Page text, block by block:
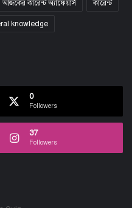
আজকের কারেন্ট অ্যাফেয়ার্স কারেন্ট
knowledge
0
Followers
37
Followers